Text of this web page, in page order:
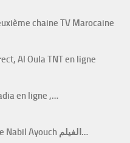
chaine TV Marocaine
Al Oula TNT en ligne
en ligne ,…
Zin Li Fik Le film Marocain de Nabil Ayouch الفيلم…